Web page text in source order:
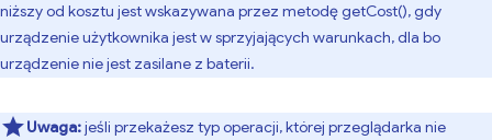
niższy od kosztu jest wskazywana przez metodę getCost(), gdy
urządzenie użytkownika jest w sprzyjających warunkach, dla bo
urządzenie nie jest zasilane z baterii.
Uwaga:jeśli przekażesz typ operacji, której przeglądarka nie